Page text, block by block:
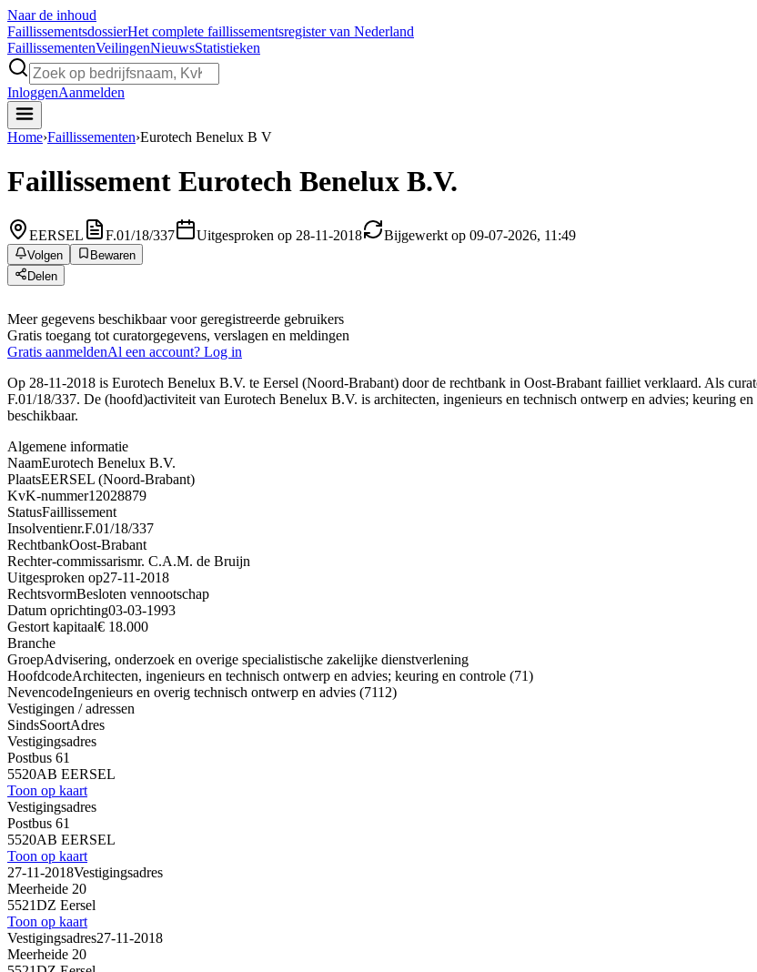
Naar de inhoud
FaillissementsdossierHet complete faillissementsregister van Nederland
FaillissementenVeilingenNieuwsStatistieken
InloggenAanmelden
Home›Faillissementen›Eurotech Benelux B V
Faillissement Eurotech Benelux B.V.
EERSEL F.01/18/337 Uitgesproken op 28-11-2018 Bijgewerkt op 09-07-2026, 11:49
Volgen
Bewaren
Delen
Meer gegevens beschikbaar voor geregistreerde gebruikers
Gratis toegang tot curatorgegevens, verslagen en meldingen
Gratis aanmeldenAl een account? Log in
Op 28-11-2018 is Eurotech Benelux B.V. te Eersel (Noord-Brabant) door de rechtbank in Oost-Brabant failliet verklaard. Als
F.01/18/337. De (hoofd)activiteit van Eurotech Benelux B.V. is architecten, ingenieurs en technisch ontwerp en advies; keuring
beschikbaar.
Algemene informatie
NaamEurotech Benelux B.V.
PlaatsEERSEL (Noord-Brabant)
KvK-nummer12028879
StatusFaillissement
Insolventienr.F.01/18/337
RechtbankOost-Brabant
Rechter-commissarismr. C.A.M. de Bruijn
Uitgesproken op27-11-2018
RechtsvormBesloten vennootschap
Datum oprichting03-03-1993
Gestort kapitaal€ 18.000
Branche
GroepAdvisering, onderzoek en overige specialistische zakelijke dienstverlening
HoofdcodeArchitecten, ingenieurs en technisch ontwerp en advies; keuring en controle (71)
NevencodeIngenieurs en overig technisch ontwerp en advies (7112)
Vestigingen / adressen
SindsSoortAdres
Vestigingsadres
Postbus 61
5520AB EERSEL
Toon op kaart
Vestigingsadres
Postbus 61
5520AB EERSEL
Toon op kaart
27-11-2018Vestigingsadres
Meerheide 20
5521DZ Eersel
Toon op kaart
Vestigingsadres27-11-2018
Meerheide 20